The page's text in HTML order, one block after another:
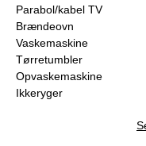
Parabol/kabel TV
Brændeovn
Vaskemaskine
Tørretumbler
Opvaskemaskine
Ikkeryger